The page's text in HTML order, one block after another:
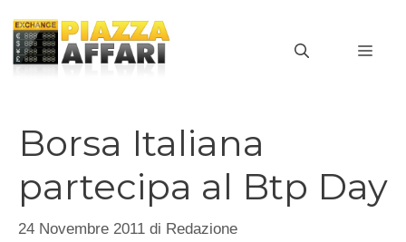
contenuto
Borsa Italiana
partecipa al Btp Day
24 Novembre 2011 di Redazione